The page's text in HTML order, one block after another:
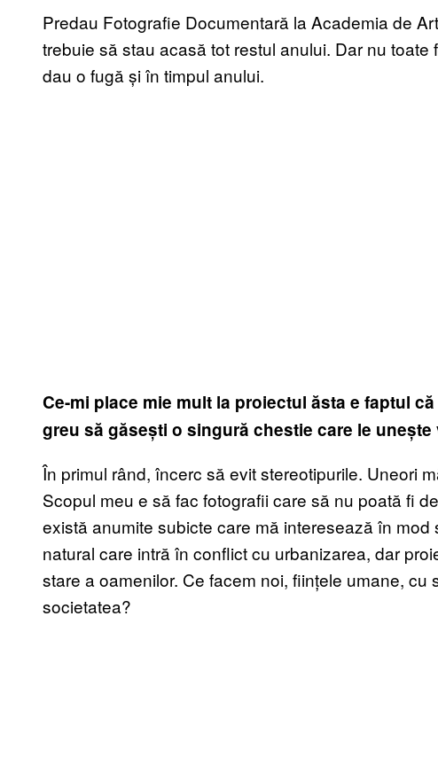
Predau Fotografie Documentară la Academia de
trebuie să stau acasă tot restul anului. Dar nu
dau o fugă și în timpul anului.
Ce-mi place mie mult la proiectul ăsta e faptul
greu să găsești o singură chestie care le
În primul rând, încerc să evit stereotipurile. Uneori
Scopul meu e să fac fotografii care să nu poată fi
există anumite subicte care mă interesează în
natural care intră în conflict cu urbanizarea, dar
stare a oamenilor. Ce facem noi, ființele umane,
societatea?